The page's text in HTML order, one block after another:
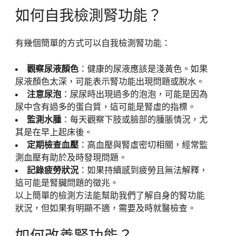
如何自我檢測腎功能？
有幾個簡單的方式可以自我檢測腎功能：
觀察尿液顏色 ：健康的尿液應該是淺黃色。如果
尿液顏色太深，可能表示腎功能出現問題或脫水。
注意尿泡 ：尿尿時出現過多的泡泡，可能是因為
尿中含有過多的蛋白質，這可能是腎虛的指標。
監測水腫 ：每天觀察下肢或臉部的腫脹情況，尤
其是在早上起床後。
定期檢查血壓 ：高血壓與腎虛密切相關，經常監
測血壓有助於及時發現問題。
記錄疲勞狀況 ：如果持續感到疲勞且無法解釋，
這可能是腎臟問題的徵兆。
以上簡單的檢測方法能幫助我們了解自身的腎功能
狀況，但如果有明顯不適，需要及時就醫檢查。